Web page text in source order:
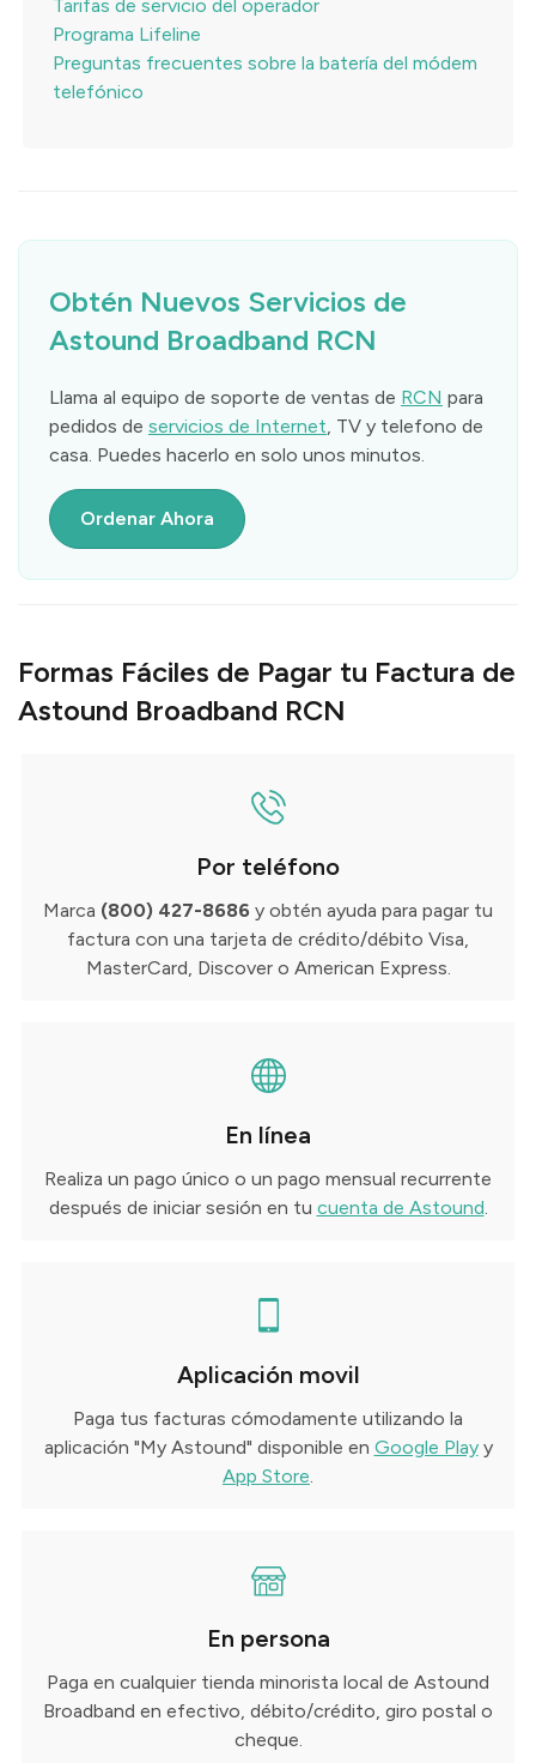
Tarifas de servicio del operador
Programa Lifeline
Preguntas frecuentes sobre la batería del módem
telefónico
Obtén Nuevos Servicios de
Astound Broadband RCN
Llama al equipo de soporte de ventas de RCN para
pedidos de servicios de Internet , TV y telefono de
casa. Puedes hacerlo en solo unos minutos.
Ordenar Ahora
Formas Fáciles de Pagar tu Factura de
Astound Broadband RCN
Por teléfono
Marca (800) 427-8686 y obtén ayuda para pagar tu
factura con una tarjeta de crédito/débito Visa,
MasterCard, Discover o American Express.
En línea
Realiza un pago único o un pago mensual recurrente
después de iniciar sesión en tu cuenta de Astound
Aplicación movil
Paga tus facturas cómodamente utilizando la
aplicación "My Astound" disponible en Google Playy
App Store.
En persona
Paga en cualquier tienda minorista local de Astound
Broadband en efectivo, débito/crédito, giro postal o
cheque.